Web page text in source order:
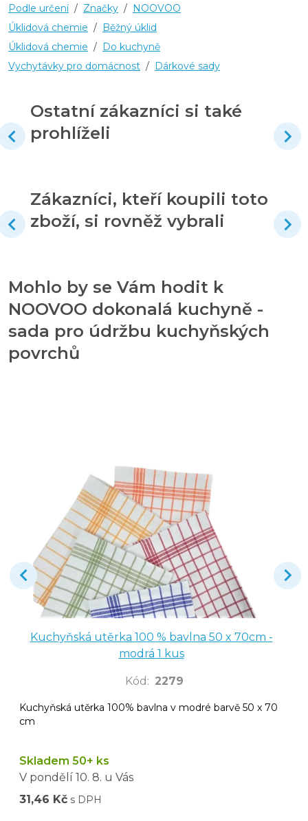
Podle určení / Značky /
NOOVOO
Úklidová chemie /
Běžný úklid
Úklidová chemie /
Do kuchyně
Vychytávky pro domácnost / Dárkové sady
Ostatní zákazníci si také
prohlíželi
Zákazníci, kteří koupili toto
zboží, si rovněž vybrali
Mohlo by se Vám hodit k
NOOVOO dokonalá kuchyně -
sada pro údržbu kuchyňských
povrchů
Kuchyňská utěrka 100 % bavlna 50 x 70cm -
modrá 1 kus
Kód : 2279
Kuchyňská utěrka 100% bavlna v modré barvě 50 x 70
cm
Skladem 50+ ks
V pondělí 10. 8. u Vás
31,46 Kč s DPH